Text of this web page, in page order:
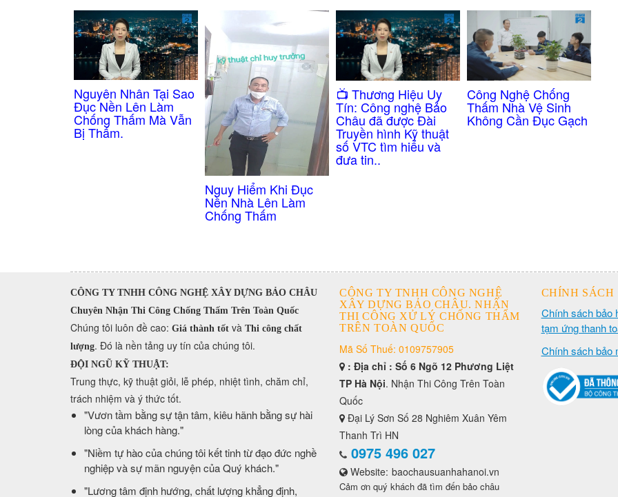
Nguyên Nhân Tại Sao
Đục Nền Lên Làm
Chống Thấm Mà Vẫn
Bị Thấm.
Nguy Hiểm Khi Đục
Nền Nhà Lên Làm
Chống Thấm
​📺 Thương Hiệu Uy
Tín: Công nghệ Bảo
Châu đã được Đài
Truyền hình Kỹ thuật
số VTC tìm hiểu và
đưa tin..
Công Nghệ Chống
Thấm Nhà Vệ Sinh
Không Cần Đục Gạch
CÔNG TY TNHH CÔNG NGHỆ XÂY DỰNG BẢO CHÂU
Chuyên Nhận Thi Công Chống Thấm Trên Toàn Quốc
​Chúng tôi luôn đề cao: Giá thành tốt và Thi công chất
lượng. Đó là nền tảng uy tín của chúng tôi.
ĐỘI NGŨ KỸ THUẬT:
Trung thực, kỹ thuật giỏi, lễ phép, nhiệt tình, chăm chỉ,
trách nhiệm và ý thức tốt.
​"Vươn tầm bằng sự tận tâm, kiêu hãnh bằng sự hài
lòng của khách hàng."
​"Niềm tự hào của chúng tôi kết tinh từ đạo đức nghề
nghiệp và sự mãn nguyện của Quý khách."
​"Lương tâm định hướng, chất lượng khẳng định,
CÔNG TY TNHH CÔNG NGHỆ
XÂY DỰNG BẢO CHÂU. NHẬN
THI CÔNG XỬ LÝ CHỐNG THẤM
TRÊN TOÀN QUỐC
Mã Số Thuế: 0109757905
: Địa chỉ : Số 6 Ngõ 12 Phương Liệt
TP Hà Nội. Nhận Thi Công Trên Toàn
Quốc
Đại Lý Sơn Số 28 Nghiêm Xuân Yêm
Thanh Trì HN
0975 496 027
Website: baochausuanhahanoi.vn
Cảm ơn quý khách đã tìm đến bảo châu
CHÍNH SÁCH
Chính sách bảo
tạm ứng thanh
Chính sách bảo